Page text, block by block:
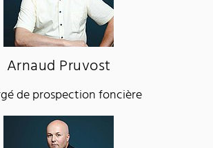
Arnaud Pruvost
de prospection foncière